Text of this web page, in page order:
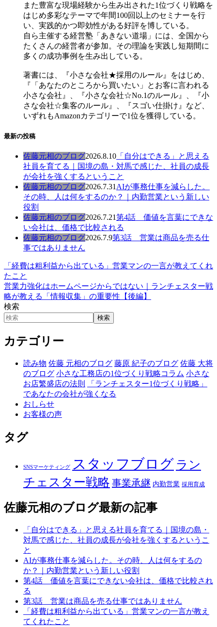
また豊富な現場経験から生み出された1位づくり戦略を
はじめ多彩なテーマで年間100回以上のセミナーを行
い、実践的かつ即効性がある好評を博している。
自ら主催する経営塾「あきない道場」には、全国から
たくさんの経営者が参加。その理論を実践し短期間に
多くの成功事例を生み出している。
著書には、『小さな会社★採用のルール』をはじめ、
『「あなたのところから買いたい」とお客に言われる
小さな会社』、『小さな会社☆No.1のルール』、『小
さな会社☆集客のルール』、『スゴい仕掛け』など、
いずれもAmazonカテゴリーで1位を獲得している。
最新の投稿
佐藤元相のブログ2026.8.10 「自分はできる」と思える
社員を育てる｜国境の島・対馬で感じた、社員の成長
が会社を強くするということ
佐藤元相のブログ2026.7.31 AIが事務仕事を減らした。
その時、人は何をするのか？｜内勤営業という新しい
役割
佐藤元相のブログ2026.7.21第4話 価値を言葉にできな
い会社は、価格で比較される
佐藤元相のブログ2026.7.9第3話 営業は商品を売る仕
事ではありません
「経費は粗利益から出ている」営業マンの一言が教えてくれ
たこと
営業力強化はホームページからではない｜ランチェスター戦
略が教える「情報収集」の重要性【後編】
検索
検索
カテゴリー
読み物 佐藤 元相のブログ 藤原 紀子のブログ 佐藤 大将
のブログ 小さな工務店の1位づくり戦略コラム 小さな
お店繁盛店の法則
「ランチェスター1位づくり戦略」
であなたの会社が強くなる
おしらせ
お客様の声
タグ
SNSマーケティング スタッフブログ ラン
チェスター戦略 事業承継 内勤営業 採用育成
佐藤元相のブログ最新の記事
「自分はできる」と思える社員を育てる｜国境の島・
対馬で感じた、社員の成長が会社を強くするというこ
と
AIが事務仕事を減らした。その時、人は何をするの
か？｜内勤営業という新しい役割
第4話 価値を言葉にできない会社は、価格で比較され
る
第3話 営業は商品を売る仕事ではありません
「経費は粗利益から出ている」営業マンの一言が教え
てくれたこと